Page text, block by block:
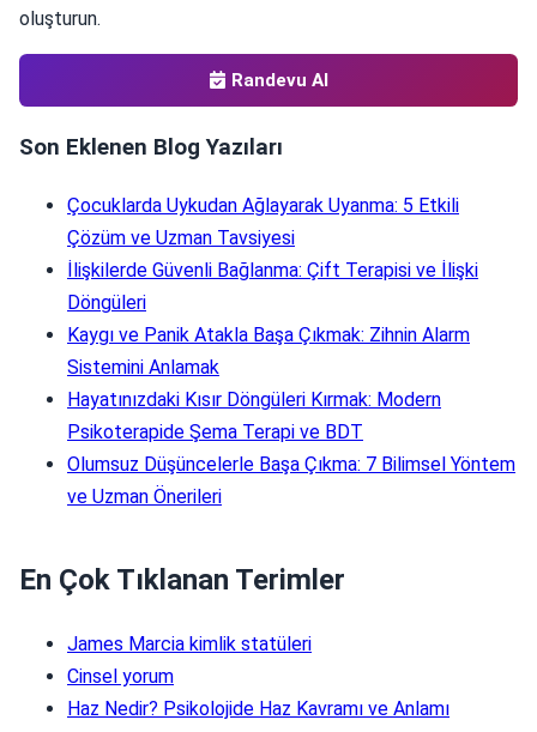
oluşturun.
Randevu Al
Son Eklenen Blog Yazıları
Çocuklarda Uykudan Ağlayarak Uyanma: 5 Etkili
Çözüm ve Uzman Tavsiyesi
İlişkilerde Güvenli Bağlanma: Çift Terapisi ve İlişki
Döngüleri
Kaygı ve Panik Atakla Başa Çıkmak: Zihnin Alarm
Sistemini Anlamak
Hayatınızdaki Kısır Döngüleri Kırmak: Modern
Psikoterapide Şema Terapi ve BDT
Olumsuz Düşüncelerle Başa Çıkma: 7 Bilimsel Yöntem
ve Uzman Önerileri
En Çok Tıklanan Terimler
James Marcia kimlik statüleri
Cinsel yorum
Haz Nedir? Psikolojide Haz Kavramı ve Anlamı